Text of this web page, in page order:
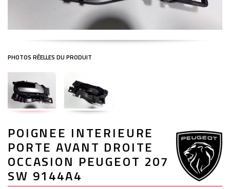
to
the
beginning
of
the
images
gallery
POIGNEE INTERIEURE
PORTE AVANT DROITE
OCCASION PEUGEOT 207
SW 9144A4